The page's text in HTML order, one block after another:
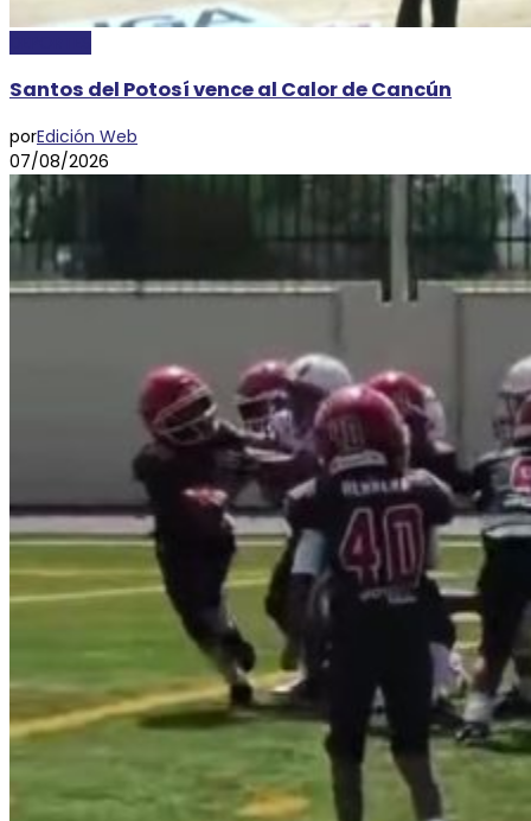
Santos del Potosí vence al Calor de Cancún
porEdición Web
07/08/2026